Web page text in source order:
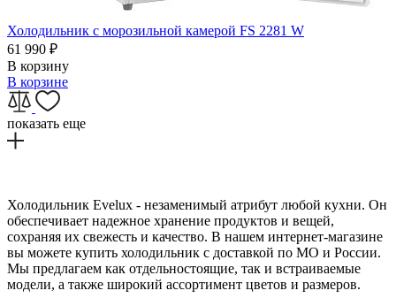
Холодильник с морозильной камерой FS 2281 W
61 990 ₽
В корзину
В корзине
показать еще
Холодильник Evelux - незаменимый атрибут любой кухни. Он
обеспечивает надежное хранение продуктов и вещей,
сохраняя их свежесть и качество. В нашем интернет-магазине
вы можете купить холодильник с доставкой по МО и России.
Мы предлагаем как отдельностоящие, так и встраиваемые
модели, а также широкий ассортимент цветов и размеров.